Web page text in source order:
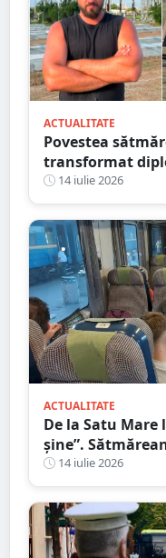
ACTUALITATE
Povestea
transformat
Parc solar de
protejat cu
14 iulie 2026
ACTUALITATE
De la Satu
șine”.
fost un calvar”
14 iulie 2026